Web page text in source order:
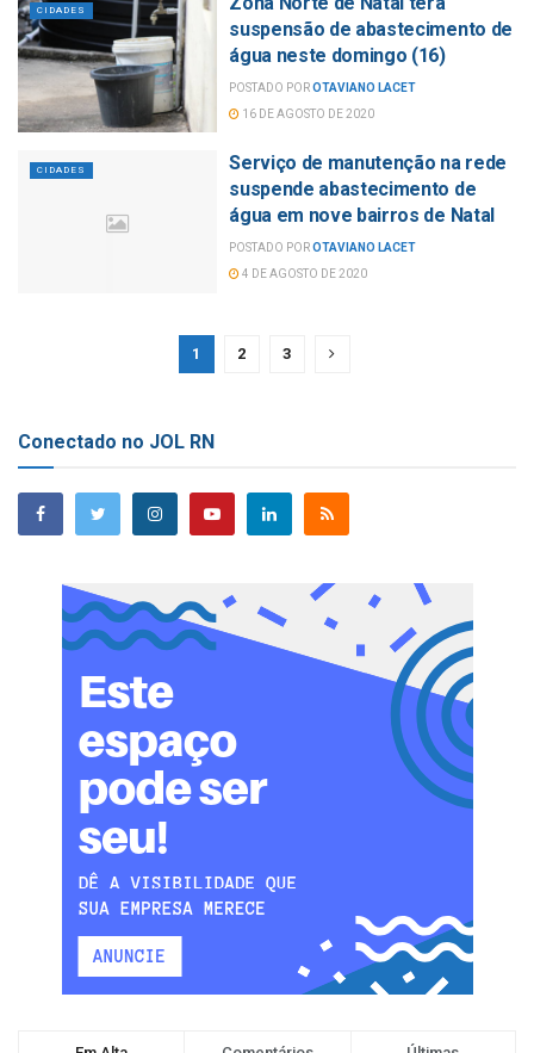
CIDADES
suspensão de abastecimento de
água neste domingo (16)
POSTADO POROTAVIANO LACET
16 DE AGOSTO DE 2020
CIDADES
Serviço de manutenção na rede
suspende abastecimento de
água em nove bairros de Natal
POSTADO POROTAVIANO LACET
4 DE AGOSTO DE 2020
1 2 3
Conectado no JOL RN